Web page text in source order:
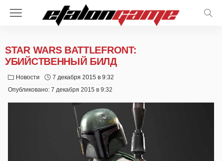
STAR WARS BATTLEFRONT:
УБИЙСТВЕННЫЙ БИЛД
Новости
7 декабря 2015 в 9:32
Опубликовано: 7 декабря 2015 в 9:32